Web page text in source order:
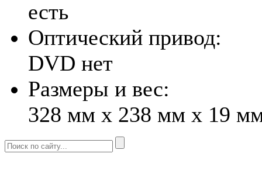
есть
Оптический привод:
DVD нет
Размеры и вес:
328 мм x 238 мм x 19